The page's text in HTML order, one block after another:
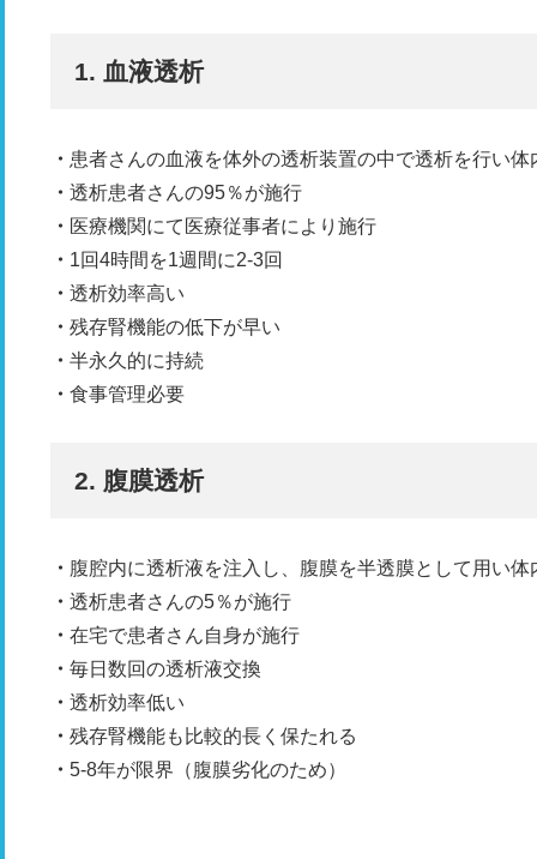
1. 血液透析
患者さんの血液を体外の透析装置の中で透析を行い体
透析患者さんの95％が施行
医療機関にて医療従事者により施行
1回4時間を1週間に2-3回
透析効率高い
残存腎機能の低下が早い
半永久的に持続
食事管理必要
2. 腹膜透析
腹腔内に透析液を注入し、腹膜を半透膜として用い体
透析患者さんの5％が施行
在宅で患者さん自身が施行
毎日数回の透析液交換
透析効率低い
残存腎機能も比較的長く保たれる
5-8年が限界（腹膜劣化のため）